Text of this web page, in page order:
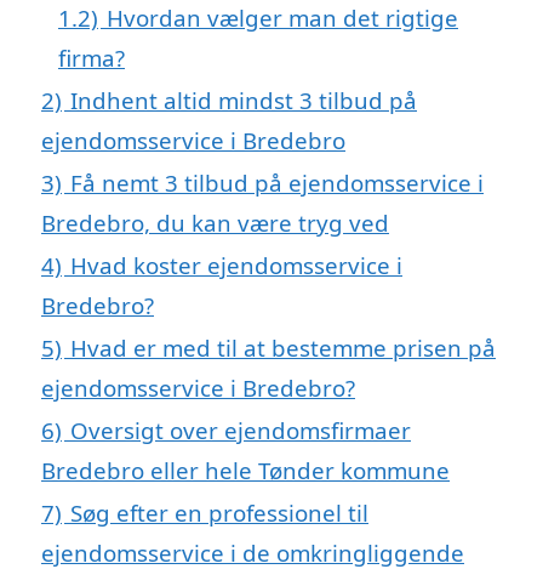
1.2) Hvordan vælger man det rigtige
firma?
2) Indhent altid mindst 3 tilbud på
ejendomsservice i Bredebro
3) Få nemt 3 tilbud på ejendomsservice i
Bredebro, du kan være tryg ved
4) Hvad koster ejendomsservice i
Bredebro?
5) Hvad er med til at bestemme prisen på
ejendomsservice i Bredebro?
6) Oversigt over ejendomsfirmaer
Bredebro eller hele Tønder kommune
7) Søg efter en professionel til
ejendomsservice i de omkringliggende